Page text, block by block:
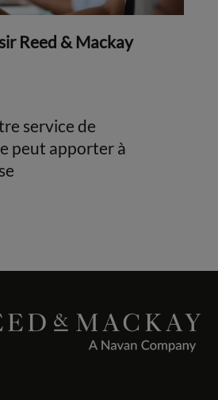
Reed & Mackay
service de
peut apporter à